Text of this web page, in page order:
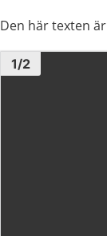
Den här texten är
Bild1
1/2